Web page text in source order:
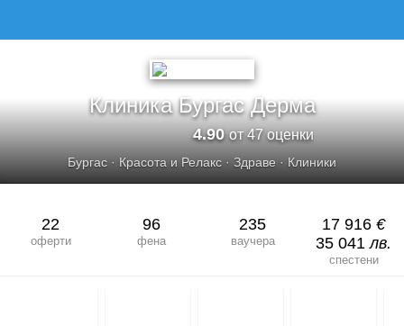
Клиника Бургас Дерма
4.90от 47 оценки
Бургас · Красота и Релакс · Здраве · Клиники
22
оферти
96
фена
235
ваучера
17 916 €
35 041лв.
спестени